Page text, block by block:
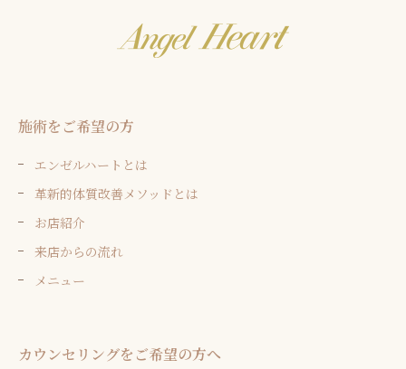
施術をご希望の方
エンゼルハートとは
革新的体質改善メソッドとは
お店紹介
来店からの流れ
メニュー
カウンセリングをご希望の方へ